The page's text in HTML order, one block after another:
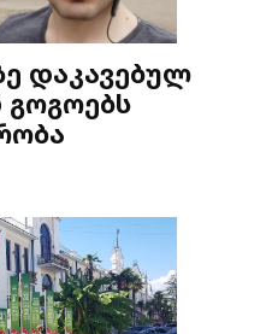
დაკავებულ